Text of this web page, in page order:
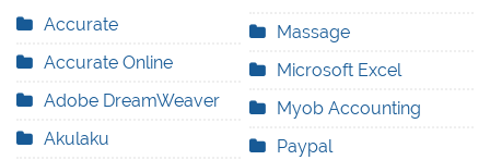
Accurate
Accurate Online
Adobe DreamWeaver
Akulaku
Massage
Microsoft Excel
Myob Accounting
Paypal